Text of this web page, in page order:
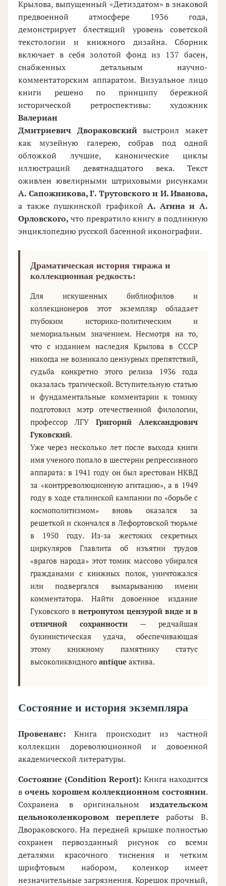
Крылова, выпущенный «Детиздатом» в знаковой
предвоенной атмосфере 1936 года,
демонстрирует блестящий уровень советской
текстологии и книжного дизайна. Сборник
включает в себя золотой фонд из 137 басен,
снабженных детальным научно-
комментаторским аппаратом. Визуальное лицо
книги решено по принципу бережной
исторической ретроспективы: художник
Валериан
Дмитриевич Двораковскийвыстроил макет
как музейную галерею, собрав под одной
обложкой лучшие, канонические циклы
иллюстраций девятнадцатого века. Текст
оживлен ювелирными штриховыми рисунками
А. Сапожникова, Г. Трутовского и И. Иванова,
а также пушкинской графикойА. Агина и А.
Орловского, что превратило книгу в подлинную
энциклопедию русской басенной иконографии.
Драматическая история тиража и
коллекционная редкость:
Для искушенных библиофилов и
коллекционеров этот экземпляр обладает
глубоким историко-политическим и
мемориальным значением. Несмотря на то,
что с изданием наследия Крылова в СССР
никогда не возникало цензурных препятствий,
судьба конкретно этого релиза 1936 года
оказалась трагической. Вступительную статью
и фундаментальные комментарии к томику
подготовил мэтр отечественной филологии,
профессор ЛГУ Григорий Александрович
Гуковский.
Уже через несколько лет после выхода книги
имя ученого попало в шестерни репрессивного
аппарата: в 1941 году он был арестован НКВД
за «контрреволюционную агитацию», а в 1949
году в ходе сталинской кампании по «борьбе с
космополитизмом» вновь оказался за
решеткой и скончался в Лефортовской тюрьме
в 1950 году. Из-за жестоких секретных
циркуляров Главлита об изъятии трудов
«врагов народа» этот томик массово убирался
гражданами с книжных полок, уничтожался
или подвергался вымарыванию имени
комментатора. Найти довоенное издание
Гуковского в нетронутом цензурой виде и в
отличной сохранности — редчайшая
букинистическая удача, обеспечивающая
этому книжному памятнику статус
высоколиквидного antique актива.
Состояние и история экземпляра
Провенанс: Книга происходит из частной
коллекции дореволюционной и довоенной
академической литературы.
Состояние (Condition Report):Книга находится
в очень хорошем коллекционном состоянии.
Сохранена в оригинальном издательском
цельноколенкоровом переплете работы В.
Двораковского. На передней крышке полностью
сохранен первозданный рисунок со всеми
деталями красочного тиснения и четким
шрифтовым набором, коленкор имеет
незначительные загрязнения. Корешок прочный,